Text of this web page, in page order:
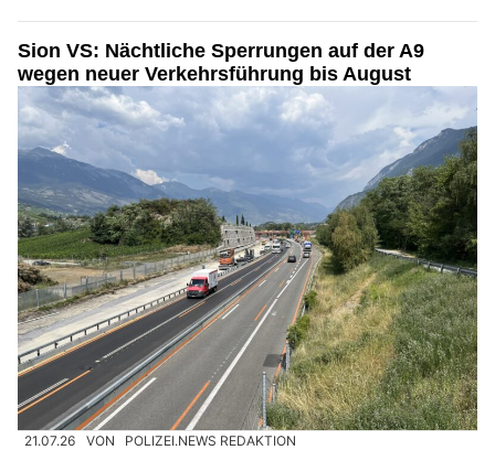
Sion VS: Nächtliche Sperrungen auf der A9
wegen neuer Verkehrsführung bis August
21.07.26 VON POLIZEI.NEWS REDAKTION